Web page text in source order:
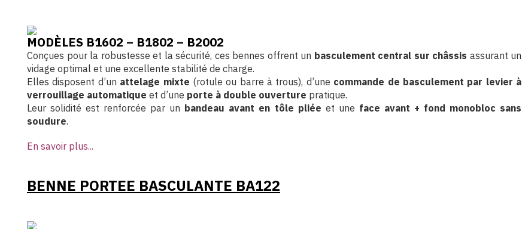
MODÈLES B1602 – B1802 – B2002
Conçues pour la robustesse et la sécurité, ces bennes offrent un basculement central sur châssis assurant un
vidage optimal et une excellente stabilité de charge.
Elles disposent d’un attelage mixte (rotule ou barre à trous), d’une commande de basculement par levier à
verrouillage automatique et d’une porte à double ouverture pratique.
Leur solidité est renforcée par un bandeau avant en tôle pliée et une face avant + fond monobloc sans
soudure.
En savoir plus...
BENNE PORTEE BASCULANTE BA122